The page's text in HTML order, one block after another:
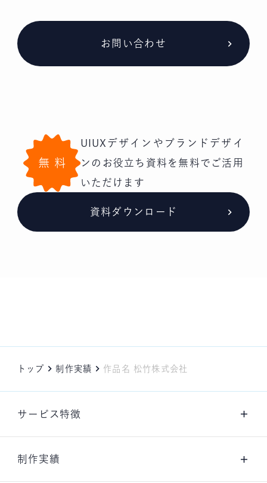
お問い合わせ
無料
UIUXデザインやブランドデザイ
ンの お役立ち資料を無料でご活用
いただけます
資料ダウンロード
トップ 制作実績 作品名 松竹株式会社
サービス特徴
制作実績